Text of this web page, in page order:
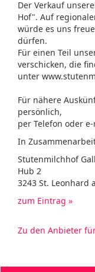
Der Verkauf
Hof". Auf
würde es uns
dürfen.
Für einen Teil
verschicken, die
unter
Für nähere
persönlich,
per Telefon oder
In
Stutenmilchhof
Hub 2
3243 St. Leonhard
zum Eintrag »
Zu den Anbieter